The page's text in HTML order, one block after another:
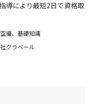
導により最短2日で資格取
撮、基礎知識
クラベール